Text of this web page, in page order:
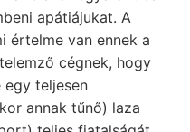
apátiájukat. A
értelme van ennek a
cégnek, hogy
teljesen
annak tűnő) laza